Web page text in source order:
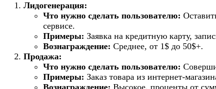
Лидогенерация:
Что нужно сделать пользователю:
сервисе.
Примеры: Заявка на кредитную карту,
Вознаграждение: Среднее, от 1$ до 50$+.
Продажа:
Что нужно сделать пользователю:
Примеры: Заказ товара из интернет-